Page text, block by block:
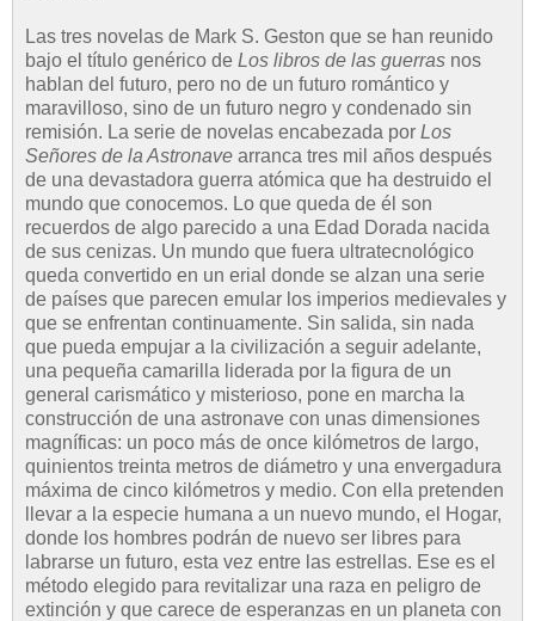
Las tres novelas de Mark S. Geston que se han reunido
bajo el título genérico de Los libros de las guerras nos
hablan del futuro, pero no de un futuro romántico y
maravilloso, sino de un futuro negro y condenado sin
remisión. La serie de novelas encabezada por Los
Señores de la Astronave arranca tres mil años después
de una devastadora guerra atómica que ha destruido el
mundo que conocemos. Lo que queda de él son
recuerdos de algo parecido a una Edad Dorada nacida
de sus cenizas. Un mundo que fuera ultratecnológico
queda convertido en un erial donde se alzan una serie
de países que parecen emular los imperios medievales y
que se enfrentan continuamente. Sin salida, sin nada
que pueda empujar a la civilización a seguir adelante,
una pequeña camarilla liderada por la figura de un
general carismático y misterioso, pone en marcha la
construcción de una astronave con unas dimensiones
magníficas: un poco más de once kilómetros de largo,
quinientos treinta metros de diámetro y una envergadura
máxima de cinco kilómetros y medio. Con ella pretenden
llevar a la especie humana a un nuevo mundo, el Hogar,
donde los hombres podrán de nuevo ser libres para
labrarse un futuro, esta vez entre las estrellas. Ese es el
método elegido para revitalizar una raza en peligro de
extinción y que carece de esperanzas en un planeta con